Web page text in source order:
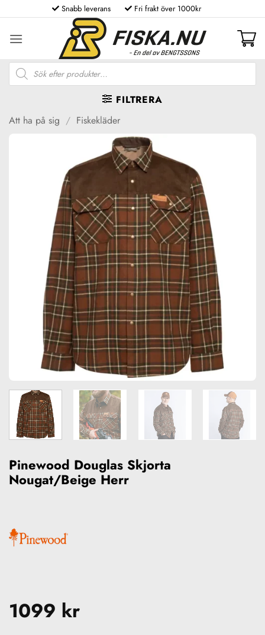
to
content
Snabb leverans Fri frakt över 1000kr
Produktsökning
FILTRERA
Att ha på sig / Fiskekläder
Pinewood Douglas Skjorta
Nougat/Beige Herr
1099 kr